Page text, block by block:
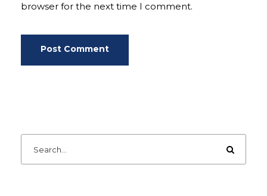
browser for the next time I comment.